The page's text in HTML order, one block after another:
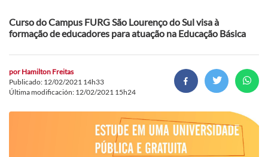
Curso do Campus FURG São Lourenço do Sul visa à
formação de educadores para atuação na Educação Básica
por Hamilton Freitas
Publicado: 12/02/2021 14h33
Última modificación: 12/02/2021 15h24